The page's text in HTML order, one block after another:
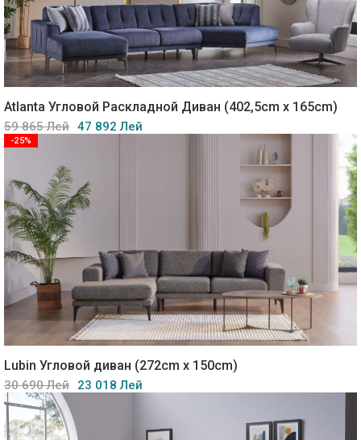
Atlanta Угловой Раскладной Диван (402,5cm x 165cm)
59 865 Лей 47 892 Лей
-25%
Lubin Угловой диван (272cm x 150cm)
30 690 Лей 23 018 Лей